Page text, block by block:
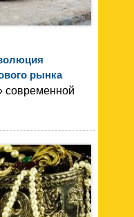
рынка
современной